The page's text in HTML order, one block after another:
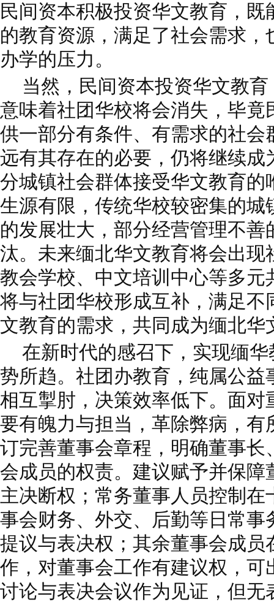
民间资本积极投资华文教育，
的教育资源，满足了社会需求
办学的压力。
当然，民间资本投资华文教
意味着社团华校将会消失，毕竟
供一部分有条件、有需求的社会
远有其存在的必要，仍将继续成
分城镇社会群体接受华文教育的
生源有限，传统华校较密集的城
的发展壮大，部分经营管理不
汰。未来缅北华文教育将会出现
教会学校、中文培训中心等多元
将与社团华校形成互补，满足不
文教育的需求，共同成为缅北华
在新时代的感召下，实现缅
势所趋。社团办教育，纯属公
相互掣肘，决策效率低下。面对
要有魄力与担当，革除弊病，有
订完善董事会章程，明确董事长
会成员的权责。建议赋予并保
主决断权；常务董事人员控制
事会财务、外交、后勤等日常事
提议与表决权；其余董事会成员
作，对董事会工作有建议权，可
讨论与表决会议作为见证，但无